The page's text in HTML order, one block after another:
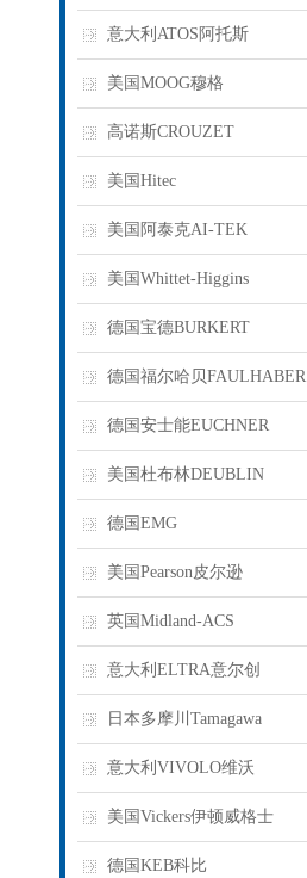
意大利ATOS阿托斯
美国MOOG穆格
高诺斯CROUZET
美国Hitec
美国阿泰克AI-TEK
美国Whittet-Higgins
德国宝德BURKERT
德国福尔哈贝FAULHABER
德国安士能EUCHNER
美国杜布林DEUBLIN
德国EMG
美国Pearson皮尔逊
英国Midland-ACS
意大利ELTRA意尔创
日本多摩川Tamagawa
意大利VIVOLO维沃
美国Vickers伊顿威格士
德国KEB科比